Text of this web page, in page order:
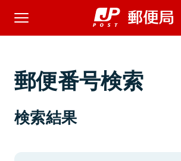
郵便番号検索
検索結果